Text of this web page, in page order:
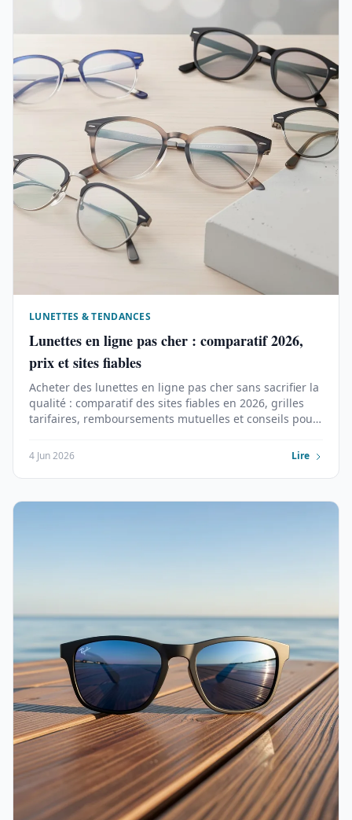
LUNETTES & TENDANCES
Lunettes en ligne pas cher : comparatif 2026,
prix et sites fiables
Acheter des lunettes en ligne pas cher sans sacrifier la
qualité : comparatif des sites fiables en 2026, grilles
tarifaires, remboursements mutuelles et conseils pour
4 Jun 2026 Lire